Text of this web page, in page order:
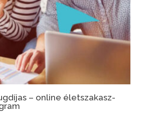
– online életszakasz-